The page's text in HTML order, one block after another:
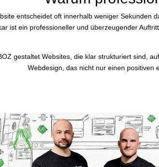
entscheidet oft innerhalb weniger Sekunden
ist ein professioneller und überzeugender
gestaltet Websites, die klar strukturiert sind,
Webdesign, das nicht nur einen positiven